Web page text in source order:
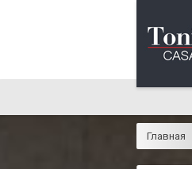
Главная